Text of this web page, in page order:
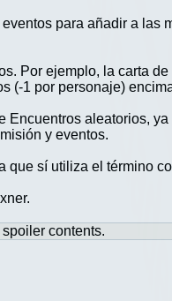
para añadir a las
Por ejemplo, la carta
(-1 por personaje)
Encuentros aleatorios,
y eventos.
sí utiliza el término
contents.